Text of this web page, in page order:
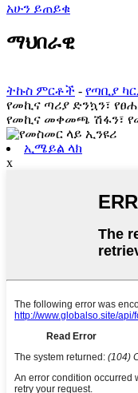
አሁን ይጠይቁ
ማህበራዊ
ትኩስ ምርቶች - የጣቢያ
የመኪና ጣሪያ ድንኳን፣
የመኪና መቀመጫ ሽፋን፣
ኢሜይል ላክ
x